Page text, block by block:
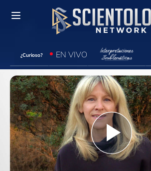
¿Curioso? EN VIVO
Play